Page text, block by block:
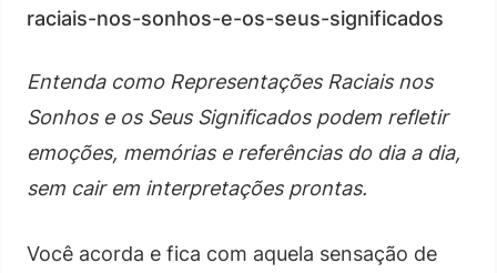
raciais-nos-sonhos-e-os-seus-significados
Entenda como Representações Raciais nos
Sonhos e os Seus Significados podem refletir
emoções, memórias e referências do dia a dia,
sem cair em interpretações prontas.
Você acorda e fica com aquela sensação de